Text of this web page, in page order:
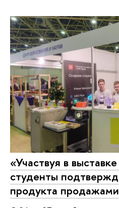
«Участвуя в
студенты
продукта